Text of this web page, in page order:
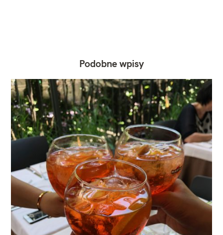
Podobne wpisy